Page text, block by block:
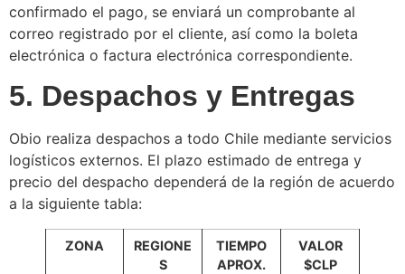
confirmado el pago, se enviará un comprobante al
correo registrado por el cliente, así como la boleta
electrónica o factura electrónica correspondiente.
5. Despachos y Entregas
Obio realiza despachos a todo Chile mediante servicios
logísticos externos. El plazo estimado de entrega y
precio del despacho dependerá de la región de acuerdo
a la siguiente tabla:
ZONA
REGIONE
S
TIEMPO
APROX.
VALOR
$CLP